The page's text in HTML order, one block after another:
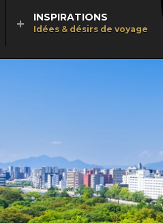
INSPIRATIONS
Idées & désirs de voyage